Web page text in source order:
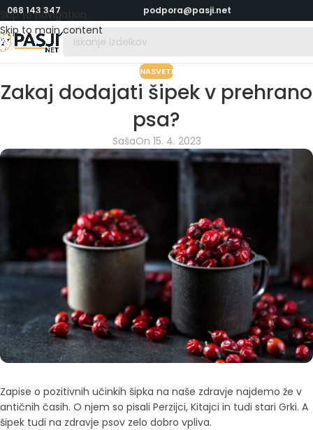
Skip to navigation
Skip to main content
068 143 347 podpora@pasji.net
NASVETI
Zakaj dodajati šipek v prehrano
psa?
SašaOn 15. 4. 2023
Zapise o pozitivnih učinkih šipka na naše zdravje najdemo že v
antičnih časih. O njem so pisali Perzijci, Kitajci in tudi stari Grki. A
šipek tudi na zdravje psov zelo dobro vpliva.